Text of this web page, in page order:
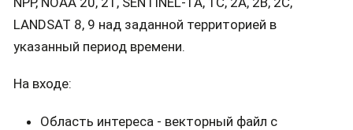
LANDSAT 8, 9 над заданной территорией в
указанный период времени.
На входе:
Область интереса - векторный файл с